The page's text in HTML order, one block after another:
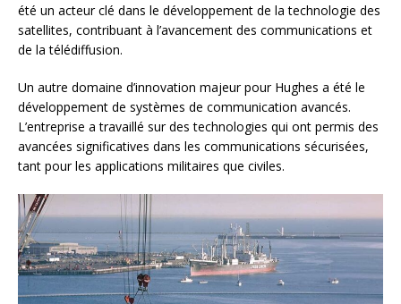
été un acteur clé dans le développement de la technologie des
satellites, contribuant à l’avancement des communications et
de la télédiffusion.
Un autre domaine d’innovation majeur pour Hughes a été le
développement de systèmes de communication avancés.
L’entreprise a travaillé sur des technologies qui ont permis des
avancées significatives dans les communications sécurisées,
tant pour les applications militaires que civiles.